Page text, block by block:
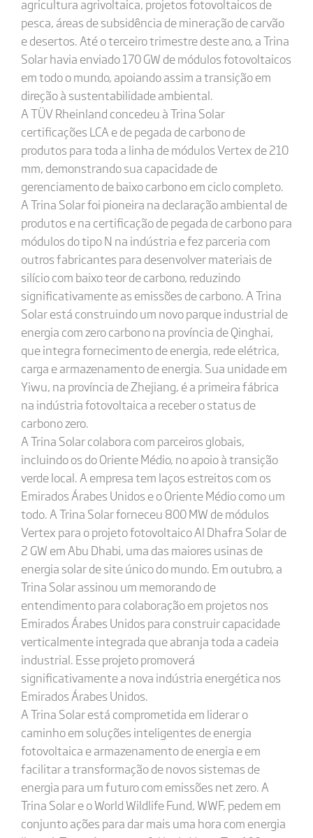
agricultura agrivoltaica, projetos fotovoltaicos de
pesca, áreas de subsidência de mineração de carvão
e desertos. Até o terceiro trimestre deste ano, a Trina
Solar havia enviado 170 GW de módulos fotovoltaicos
em todo o mundo, apoiando assim a transição em
direção à sustentabilidade ambiental.
A TÜV Rheinland concedeu à Trina Solar
certificações LCA e de pegada de carbono de
produtos para toda a linha de módulos Vertex de 210
mm, demonstrando sua capacidade de
gerenciamento de baixo carbono em ciclo completo.
A Trina Solar foi pioneira na declaração ambiental de
produtos e na certificação de pegada de carbono para
módulos do tipo N na indústria e fez parceria com
outros fabricantes para desenvolver materiais de
silício com baixo teor de carbono, reduzindo
significativamente as emissões de carbono. A Trina
Solar está construindo um novo parque industrial de
energia com zero carbono na província de Qinghai,
que integra fornecimento de energia, rede elétrica,
carga e armazenamento de energia. Sua unidade em
Yiwu, na província de Zhejiang, é a primeira fábrica
na indústria fotovoltaica a receber o status de
carbono zero.
A Trina Solar colabora com parceiros globais,
incluindo os do Oriente Médio, no apoio à transição
verde local. A empresa tem laços estreitos com os
Emirados Árabes Unidos e o Oriente Médio como um
todo. A Trina Solar forneceu 800 MW de módulos
Vertex para o projeto fotovoltaico AI Dhafra Solar de
2 GW em Abu Dhabi, uma das maiores usinas de
energia solar de site único do mundo. Em outubro, a
Trina Solar assinou um memorando de
entendimento para colaboração em projetos nos
Emirados Árabes Unidos para construir capacidade
verticalmente integrada que abranja toda a cadeia
industrial. Esse projeto promoverá
significativamente a nova indústria energética nos
Emirados Árabes Unidos.
A Trina Solar está comprometida em liderar o
caminho em soluções inteligentes de energia
fotovoltaica e armazenamento de energia e em
facilitar a transformação de novos sistemas de
energia para um futuro com emissões net zero. A
Trina Solar e o World Wildlife Fund, WWF, pedem em
conjunto ações para dar mais uma hora com energia